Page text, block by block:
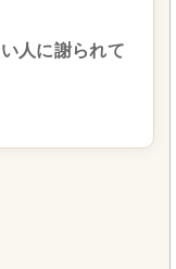
人に謝られて